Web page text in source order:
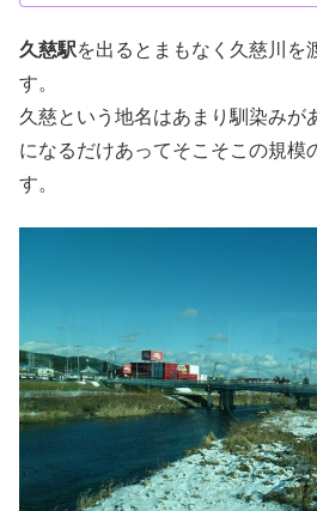
久慈駅を出るとまもなく久慈川を
す。
久慈という地名はあまり馴染みが
になるだけあってそこそこの規模
す。